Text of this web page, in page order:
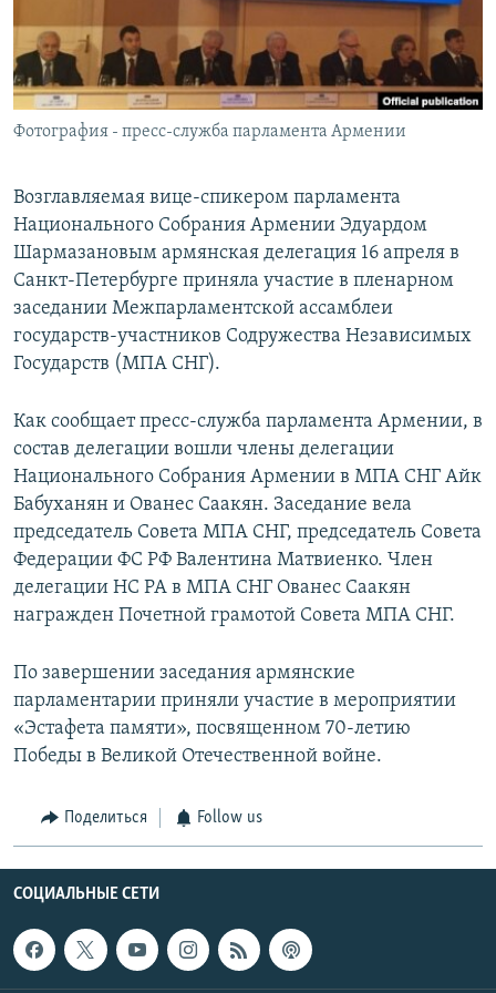
Հայերեն
English
Русский
Фотография - пресс-служба парламента Армении
Возглавляемая вице-спикером парламента
Национального Собрания Армении Эдуардом
Шармазановым армянская делегация 16 апреля в
Санкт-Петербурге приняла участие в пленарном
заседании Межпарламентской ассамблеи
государств-участников Содружества Независимых
Государств (МПА СНГ).
Как сообщает пресс-служба парламента Армении, в
состав делегации вошли члены делегации
Национального Собрания Армении в МПА СНГ Айк
Бабуханян и Ованес Саакян. Заседание вела
председатель Совета МПА СНГ, председатель Совета
Федерации ФС РФ Валентина Матвиенко. Член
делегации НС РА в МПА СНГ Ованес Саакян
награжден Почетной грамотой Совета МПА СНГ.
По завершении заседания армянские
парламентарии приняли участие в мероприятии
«Эстафета памяти», посвященном 70-летию
Победы в Великой Отечественной войне.
Поделиться Follow us
СОЦИАЛЬНЫЕ СЕТИ